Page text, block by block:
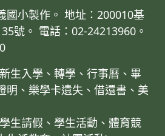
國小製作。 地址：200010基
號。 電話：02-24213960。
生入學、轉學、行事曆、畢
明、樂學卡遺失、借還書、美
生請假、學生活動、體育競